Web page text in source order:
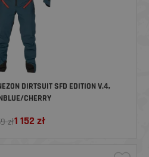
DIRTSUIT SFD EDITION V.4,
CHERRY
zł1 152 zł